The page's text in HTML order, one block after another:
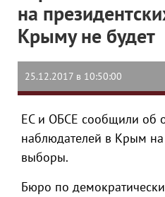
на
Крыму не будет
25.12.2017 в 10:50:00
ЕС и ОБСЕ сообщили об
наблюдателей в Крым на
выборы.
Бюро по